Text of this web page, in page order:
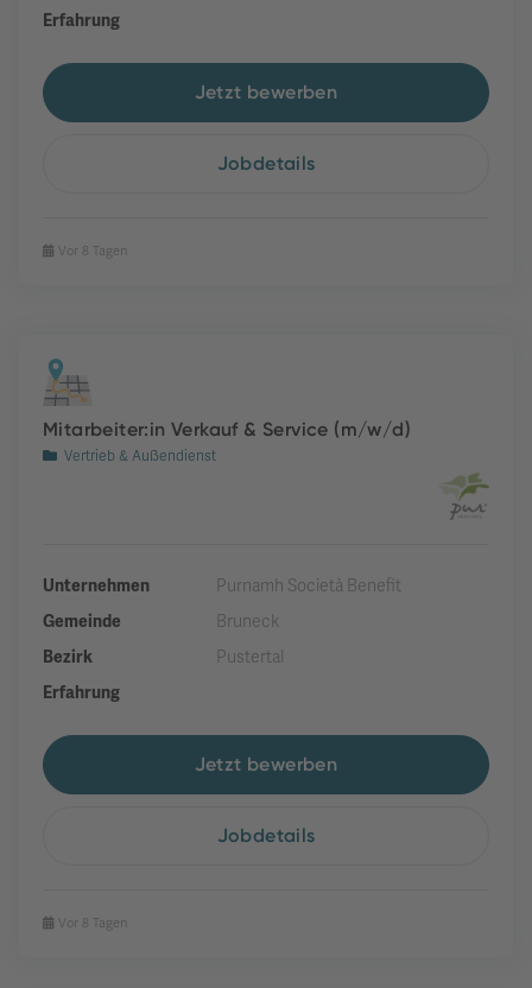
Erfahrung
Jetzt bewerben
Jobdetails
Vor 8 Tagen
Mitarbeiter:in Verkauf & Service (m/w/d)
Vertrieb & Außendienst
Unternehmen
Purnamh Società Benefit
Gemeinde
Bruneck
Bezirk
Pustertal
Erfahrung
Jetzt bewerben
Jobdetails
Vor 8 Tagen